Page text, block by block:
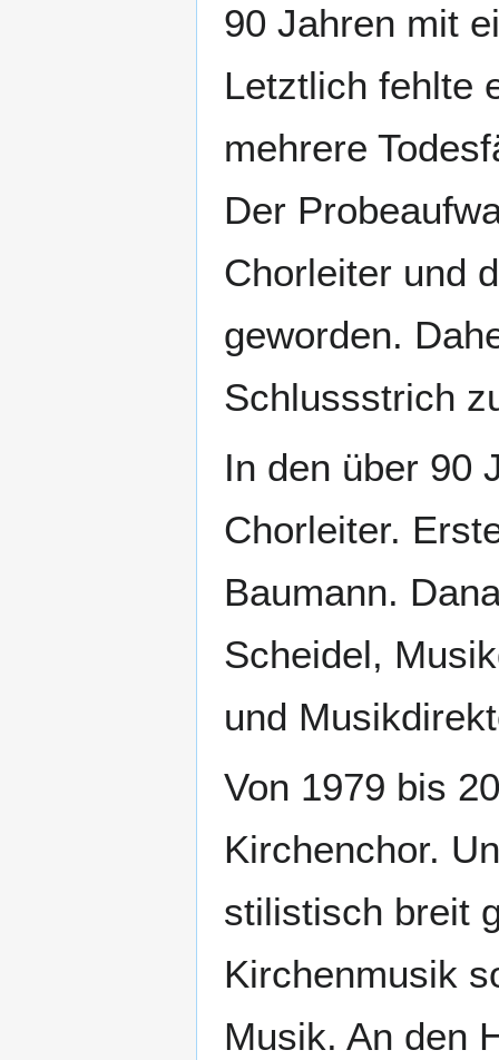
90 Jahren mit
Letztlich fehlte
mehrere
Der
Chorleiter und
geworden.
Schlussstrich
In den über 90
Chorleiter.
Baumann.
Scheidel,
und
Von 1979 bis
Kirchenchor.
stilistisch breit
Kirchenmusik
Musik. An den